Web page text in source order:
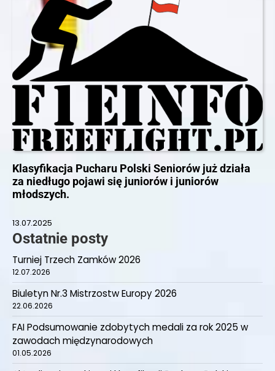
Klasyfikacja Pucharu Polski Seniorów już działa
za niedługo pojawi się juniorów i juniorów
młodszych.
13.07.2025
Ostatnie posty
Turniej Trzech Zamków 2026
12.07.2026
Biuletyn Nr.3 Mistrzostw Europy 2026
22.06.2026
FAI Podsumowanie zdobytych medali za rok 2025 w
zawodach międzynarodowych
01.05.2026